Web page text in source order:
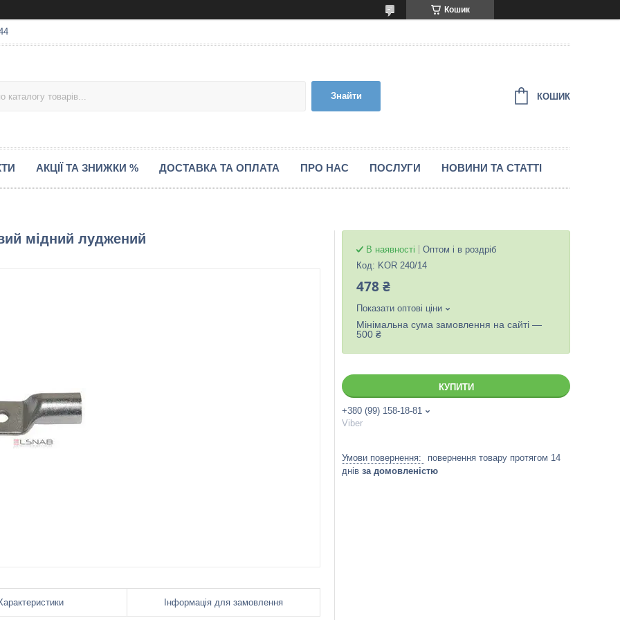
Кошик
Знайти КОШИК
АКЦІЇ ТА ЗНИЖКИ % ДОСТАВКА ТА ОПЛАТА ПРО НАС ПОСЛУГИ НОВИНИ ТА СТАТТІ
мідний луджений
Інформація для замовлення
В наявності
Оптом і в роздріб
Код: KOR 240/14
478 ₴
Показати оптові ціни
Мінімальна сума замовлення на сайті —
500 ₴
КУПИТИ
+380 (99) 158-18-81
Viber
повернення товару протягом 14
днів за домовленістю